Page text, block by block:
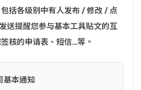
括各级别中有人发布 / 修改 / 点
送提醒您参与基本工具贴文的互
核的申请表、短信…等。
基本通知